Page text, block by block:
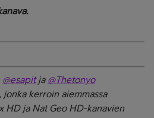
@esapitja @Thetonyo
kerroin aiemmassa
HD ja Nat Geo HD-kanavien